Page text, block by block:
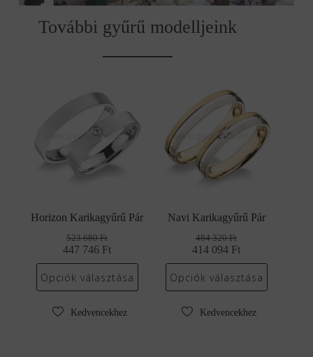
További gyűrű modelljeink
Horizon Karikagyűrű Pár
523 680Ft
Original
price
was:
447 746 Ft
Current
price
is:
Opciók választása
Kedvencekhez
Navi Karikagyűrű Pár
484 320Ft
Original
price
was:
414 094 Ft
Current
price
is:
Opciók választása
Kedvencekhez